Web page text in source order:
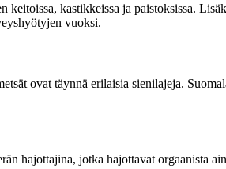
keitoissa, kastikkeissa ja paistoksissa.
vuoksi.
ovat täynnä erilaisia sienilajeja.
hajottajina, jotka hajottavat orgaanista